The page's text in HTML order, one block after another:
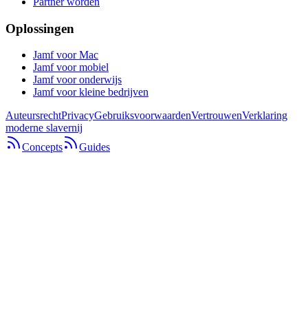
Oplossingen
Jamf voor Mac
Jamf voor mobiel
Jamf voor onderwijs
Jamf voor kleine bedrijven
AuteursrechtPrivacyGebruiksvoorwaardenVertrouwenVerklaring
moderne slavernij
Concepts
Guides